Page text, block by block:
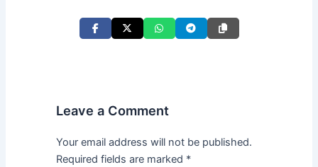
Leave a Comment
Your email address will not be published.
Required fields are marked *